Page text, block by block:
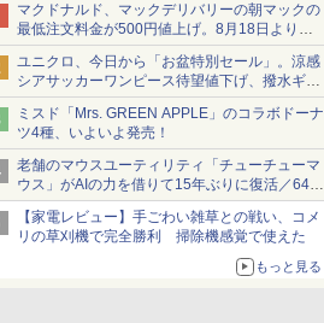
マクドナルド、マックデリバリーの朝マックの
最低注文料金が500円値上げ。8月18日より
1,500円から受付
ユニクロ、今日から「お盆特別セール」。涼感
シアサッカーワンピース待望値下げ、撥水ギア
ショーツは1990円に
ミスド「Mrs. GREEN APPLE」のコラボドーナ
ツ4種、いよいよ発売！
老舗のマウスユーティリティ「チューチューマ
ウス」がAIの力を借りて15年ぶりに復活／64bit
化、Windows 10/11、「Chrome」も走り回
る。復活記念で2026年末まで500円
【家電レビュー】手ごわい雑草との戦い、コメ
リの草刈機で完全勝利 掃除機感覚で使えた
もっと見る